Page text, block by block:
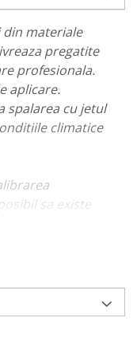
materiale
pregatite
profesionala.
aplicare.
spalarea cu jetul
climatice
sa existe
a vizualiza
contactati